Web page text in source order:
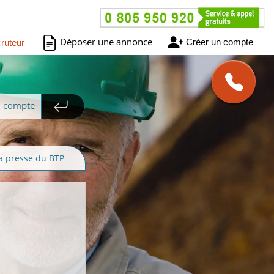
Déposer une annonce Créer un compte
compte
presse du BTP